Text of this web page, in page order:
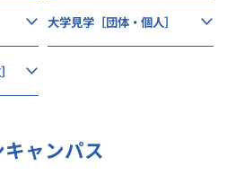
大学見学［団体・個人］
ャンパス